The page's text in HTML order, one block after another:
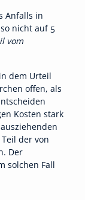
Anfalls in
nicht auf 5
vom
dem Urteil
offen, als
Kosten stark
der von
Der
solchen Fall